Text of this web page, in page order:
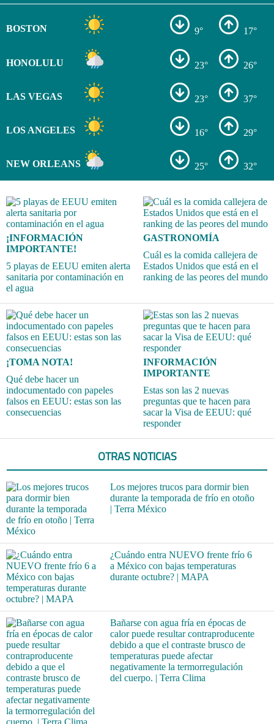
BOSTON 9° 17°
HONOLULU 23° 26°
LAS VEGAS 23° 37°
LOS ANGELES 16° 29°
NEW ORLEANS 25° 32°
¡INFORMACIÓN
IMPORTANTE!
5 playas de EEUU emiten alerta
sanitaria por contaminación en
el agua
GASTRONOMÍA
Cuál es la comida callejera de
Estados Unidos que está en el
ranking de las peores del mundo
¡TOMA NOTA!
Qué debe hacer un
indocumentado con papeles
falsos en EEUU: estas son las
consecuencias
INFORMACIÓN
IMPORTANTE
Estas son las 2 nuevas
preguntas que te hacen para
sacar la Visa de EEUU: qué
responder
OTRAS NOTICIAS
Los mejores trucos para dormir bien
durante la temporada de frío en otoño
| Terra México
¿Cuándo entra NUEVO frente frío 6
a México con bajas temperaturas
durante octubre? | MAPA
Bañarse con agua fría en épocas de
calor puede resultar contraproducente
debido a que el contraste brusco de
temperaturas puede afectar
negativamente la termorregulación
del cuerpo. | Terra Clima